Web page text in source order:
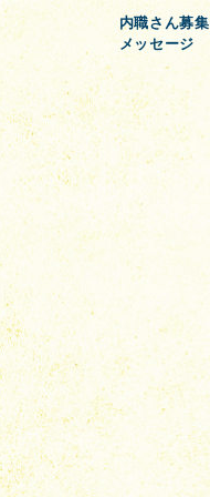
内職さん募集
メッセージ